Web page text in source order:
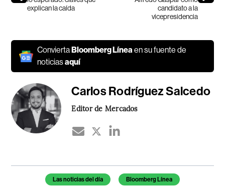
explican la caída
candidato a la
vicepresidencia
Convierta Bloomberg Líneaen su fuente de
noticiasaquí
Carlos Rodríguez Salcedo
Editor de Mercados
Temas de este artículo
Las noticias del día Bloomberg Línea